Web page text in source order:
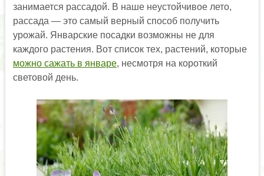
занимается рассадой. В наше неустойчивое лето,
рассада — это самый верный способ получить
урожай. Январские посадки возможны не для
каждого растения. Вот список тех, растений, которые
можно сажать в январе, несмотря на короткий
световой день.